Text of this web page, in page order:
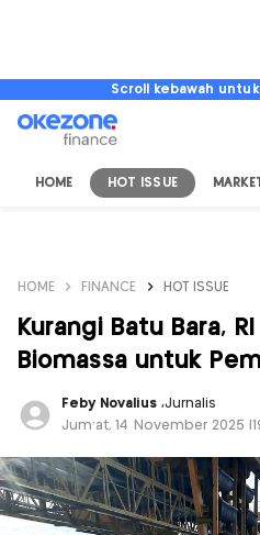
Scroll kebawah
HOME HOT ISSUE
HOME FINANCE HOT ISSUE
Kurangi Batu Bara,
Biomassa untuk
Feby Novalius ,Jurnalis
Jum'at, 14 November 2025